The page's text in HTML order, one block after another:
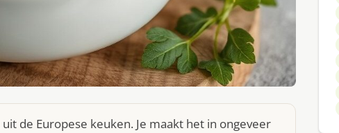
de Europese keuken. Je maakt het in ongeveer